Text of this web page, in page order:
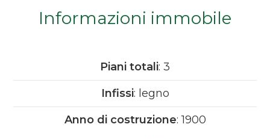
c'è cucina .Informazioni immobile
Piani totali: 3
Infissi: legno
Anno di costruzione: 1900
minime